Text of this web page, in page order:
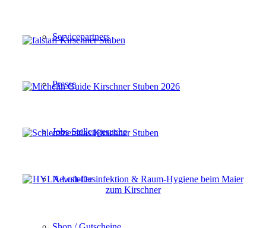
Servicepartners
Presse
Jobs Stellengesuche
Newsletter